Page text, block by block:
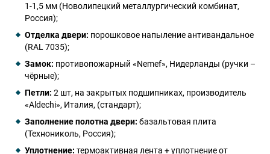
1-1,5 мм (Новолипецкий металлургический комбинат,
Россия);
Отделка двери: порошковое напыление антивандальное
(RAL 7035);
Замок: противопожарный «Nemef», Нидерланды (ручки –
чёрные);
Петли: 2 шт, на закрытых подшипниках, производитель
«Aldechi», Италия, (стандарт);
Заполнение полотна двери: базальтовая плита
(Технониколь, Россия);
Уплотнение: термоактивная лента + уплотнение от